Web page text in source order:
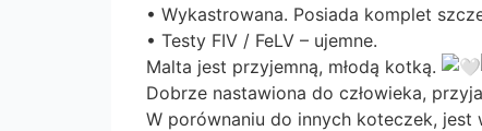
• Wykastrowana. Posiada komplet
• Testy FIV / FeLV – ujemne.
Malta jest przyjemną, młodą kotką.
Dobrze nastawiona do człowieka,
W porównaniu do innych koteczek, jest